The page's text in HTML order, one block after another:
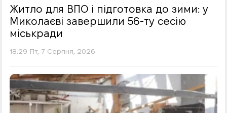
Житло для ВПО і підготовка до зими: у
Миколаєві завершили 56-ту сесію
міськради
18:29 Пт, 7 Серпня, 2026